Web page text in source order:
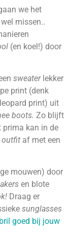
we het
missen..
(en koel!) door
sweaterlekker
print (denk
print) uit
boots. Zo blijft
prima kan in de
outfit af met een
mouwen) door
en blote
Draag er
sunglasses
goed bij jouw